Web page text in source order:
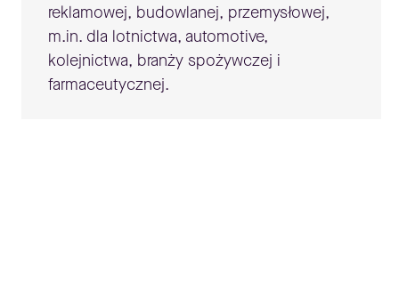
reklamowej, budowlanej, przemysłowej,
m.in. dla lotnictwa, automotive,
kolejnictwa, branży spożywczej i
farmaceutycznej.